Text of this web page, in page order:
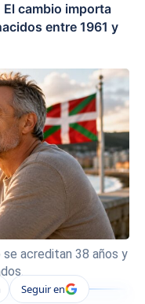
El cambio importa
entre 1961 y
se acreditan 38 años y
Seguir en